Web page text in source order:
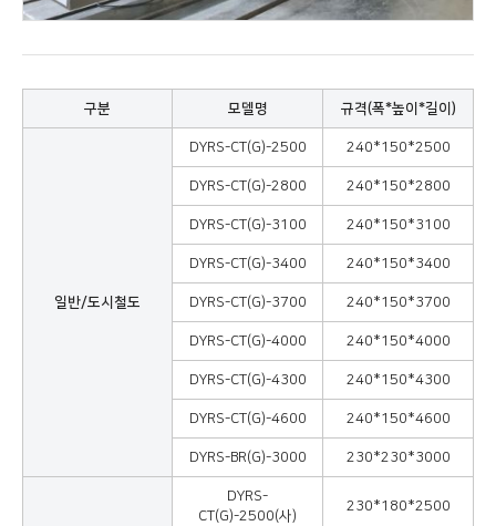
구분 모델명 규격(폭*높이*길이)
일반/도시철도
DYRS-CT(G)-2500 240*150*2500
DYRS-CT(G)-2800 240*150*2800
DYRS-CT(G)-3100 240*150*3100
DYRS-CT(G)-3400 240*150*3400
DYRS-CT(G)-3700 240*150*3700
DYRS-CT(G)-4000 240*150*4000
DYRS-CT(G)-4300 240*150*4300
DYRS-CT(G)-4600 240*150*4600
DYRS-BR(G)-3000 230*230*3000
DYRS-
CT(G)-2500(사)
230*180*2500